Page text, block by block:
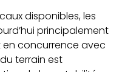
disponibles, les
principalement
en concurrence avec
terrain est